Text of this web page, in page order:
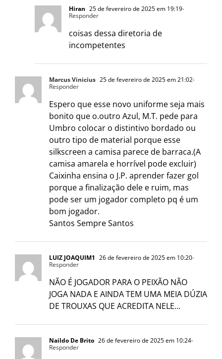
Hiran 25 de fevereiro de 2025 em 19:19-
Responder
coisas dessa diretoria de
incompetentes
Marcus Vinicius 25 de fevereiro de 2025 em 21:02-
Responder
Espero que esse novo uniforme seja mais
bonito que o.outro Azul, M.T. pede para
Umbro colocar o distintivo bordado ou
outro tipo de material porque esse
silkscreen a camisa parece de barraca.(A
camisa amarela e horrível pode excluir)
Caixinha ensina o J.P. aprender fazer gol
porque a finalização dele e ruim, mas
pode ser um jogador completo pq é um
bom jogador.
Santos Sempre Santos
LUIZ JOAQUIM1 26 de fevereiro de 2025 em 10:20-
Responder
NÃO É JOGADOR PARA O PEIXÃO NÃO
JOGA NADA E AINDA TEM UMA MEIA DÚZIA
DE TROUXAS QUE ACREDITA NELE…
Naildo De Brito 26 de fevereiro de 2025 em 10:24-
Responder